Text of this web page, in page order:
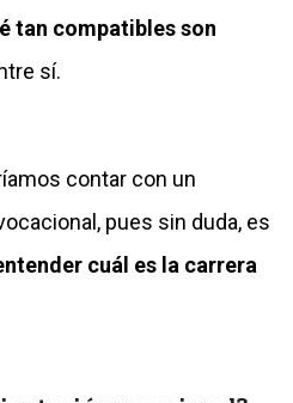
tan compatibles son
sí.
contar con un
pues sin duda, es
cuál es la carrera